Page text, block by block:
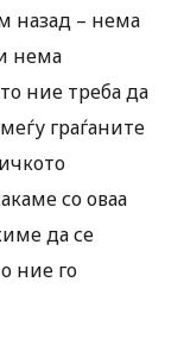
назад – нема
нема
ние треба да
граѓаните
со оваа
да се
ние го